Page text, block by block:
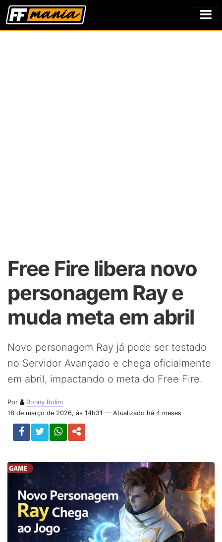
Free Fire libera novo
personagem Ray e
muda meta em abril
Novo personagem Ray já pode ser testado
no Servidor Avançado e chega oficialmente
em abril, impactando o meta do Free Fire.
Por
Ronny Rolim
18 de março de 2026, às 14h31 — Atualizado há 4 meses